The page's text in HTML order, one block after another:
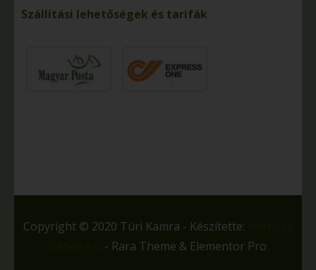
Szállítási lehetőségek és tarifák
Copyright © 2020 Túri Kamra - Készítette:
- Rara Theme & Elementor Pro